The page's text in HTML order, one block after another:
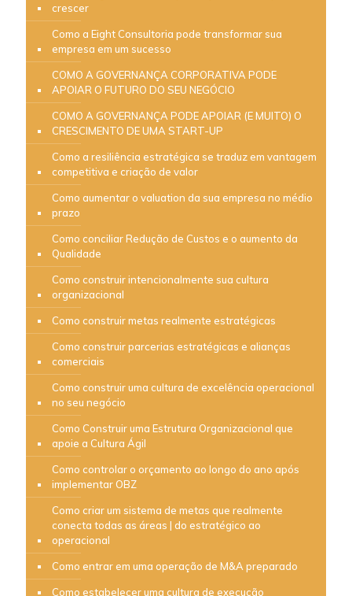
crescer
Como a Eight Consultoria pode transformar sua
empresa em um sucesso
COMO A GOVERNANÇA CORPORATIVA PODE
APOIAR O FUTURO DO SEU NEGÓCIO
COMO A GOVERNANÇA PODE APOIAR (E MUITO) O
CRESCIMENTO DE UMA START-UP
Como a resiliência estratégica se traduz em vantagem
competitiva e criação de valor
Como aumentar o valuation da sua empresa no médio
prazo
Como conciliar Redução de Custos e o aumento da
Qualidade
Como construir intencionalmente sua cultura
organizacional
Como construir metas realmente estratégicas
Como construir parcerias estratégicas e alianças
comerciais
Como construir uma cultura de excelência operacional
no seu negócio
Como Construir uma Estrutura Organizacional que
apoie a Cultura Ágil
Como controlar o orçamento ao longo do ano após
implementar OBZ
Como criar um sistema de metas que realmente
conecta todas as áreas | do estratégico ao
operacional
Como entrar em uma operação de M&A preparado
Como estabelecer uma cultura de execução